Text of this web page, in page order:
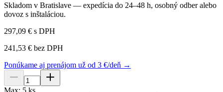
Skladom v Bratislave — expedícia do 24–48 h, osobný odber alebo
dovoz s inštaláciou.
297,09 € s DPH
241,53 € bez DPH
Ponúkame aj prenájom už od 3 €/deň →
Max: 5 ks